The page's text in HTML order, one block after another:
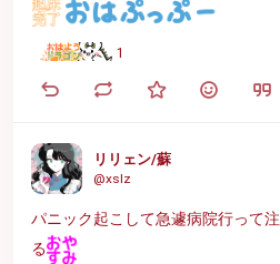
1
リリェン/蘇
@xslz
パニック起こして急遽病院行って
る